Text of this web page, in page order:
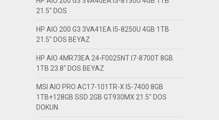
21.5″ DOS
HP AIO 200 G3 3VA41EA I5-8250U 4GB 1TB
21.5″ DOS BEYAZ
HP AIO 4MR73EA 24-F0025NT I7-8700T 8GB
1TB 23.8″ DOS BEYAZ
MSI AIO PRO AC17-101TR-X I5-7400 8GB
1TB+128GB SSD 2GB GT930MX 21.5″ DOS
DOKUN